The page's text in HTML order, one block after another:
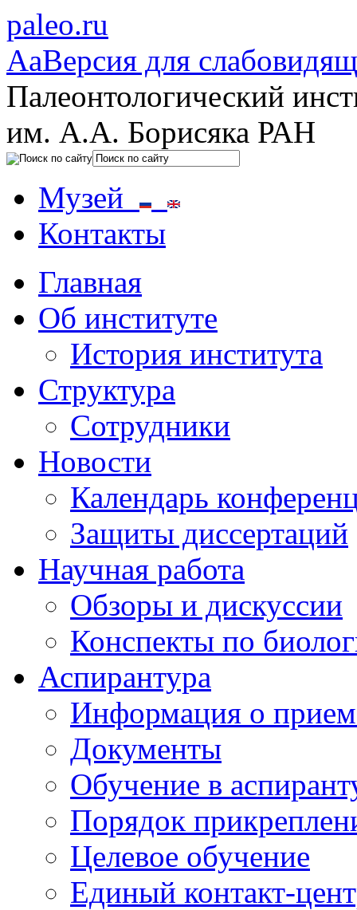
paleo.ru
AaВерсия для
Палеонтологический
им. А.А. Борисяка РАН
Музей
Контакты
Главная
Об институте
История института
Структура
Сотрудники
Новости
Календарь
Защиты диссертаций
Научная работа
Обзоры и дискуссии
Конспекты по
Аспирантура
Информация о
Документы
Обучение в
Порядок
Целевое обучение
Единый контакт-